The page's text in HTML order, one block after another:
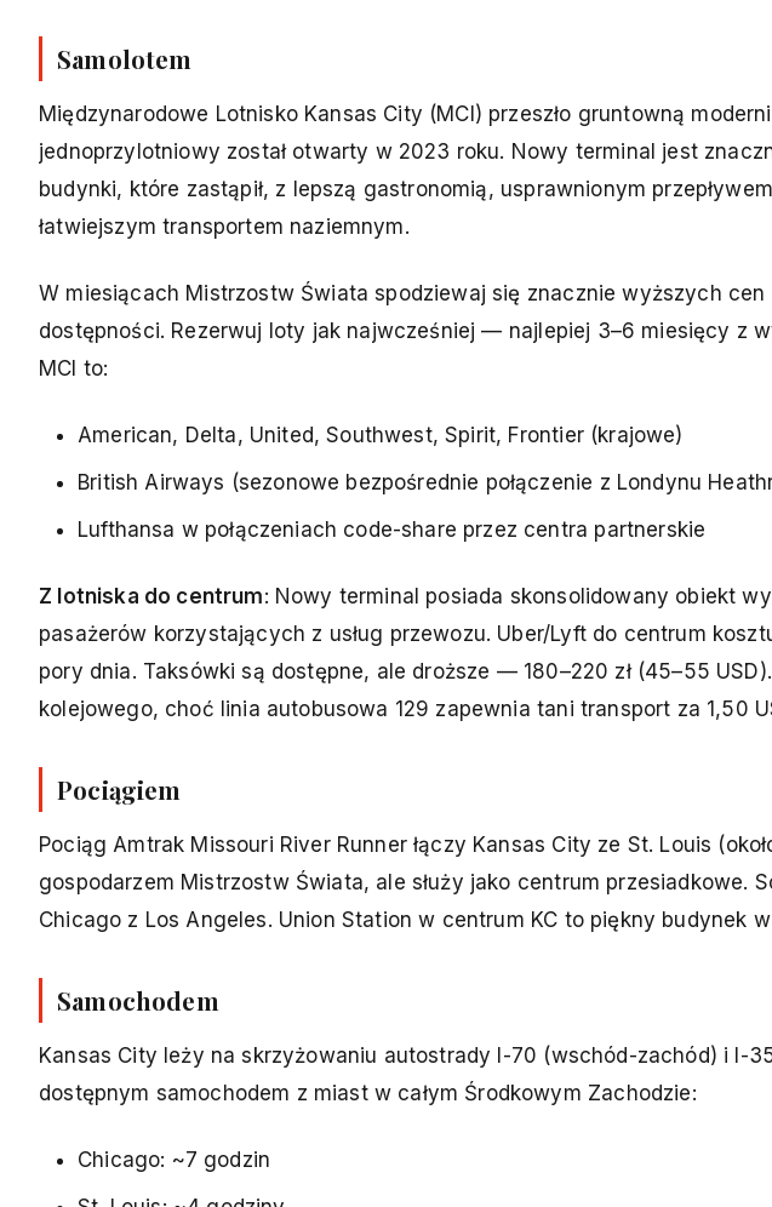
Samolotem
Międzynarodowe Lotnisko Kansas City (MCI) przeszło gruntowną
jednoprzylotniowy został otwarty w 2023 roku. Nowy terminal jest
budynki, które zastąpił, z lepszą gastronomią, usprawnionym
łatwiejszym transportem naziemnym.
W miesiącach Mistrzostw Świata spodziewaj się znacznie wyższych
dostępności. Rezerwuj loty jak najwcześniej — najlepiej 3–6 miesięcy z
MCI to:
American, Delta, United, Southwest, Spirit, Frontier (krajowe)
British Airways (sezonowe bezpośrednie połączenie z Londynu
Lufthansa w połączeniach code-share przez centra partnerskie
Z lotniska do centrum: Nowy terminal posiada skonsolidowany obiekt
pasażerów korzystających z usług przewozu. Uber/Lyft do centrum
pory dnia. Taksówki są dostępne, ale droższe — 180–220 zł (45–55
kolejowego, choć linia autobusowa 129 zapewnia tani transport za 1,50
Pociągiem
Pociąg Amtrak Missouri River Runner łączy Kansas City ze St. Louis
gospodarzem Mistrzostw Świata, ale służy jako centrum przesiadkowe.
Chicago z Los Angeles. Union Station w centrum KC to piękny budynek
Samochodem
Kansas City leży na skrzyżowaniu autostrady I-70 (wschód-zachód) i I-
dostępnym samochodem z miast w całym Środkowym Zachodzie:
Chicago: ~7 godzin